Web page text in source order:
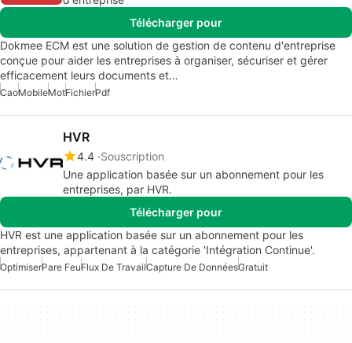
Télécharger pour
Dokmee ECM est une solution de gestion de contenu d'entreprise
conçue pour aider les entreprises à organiser, sécuriser et gérer
efficacement leurs documents et…
CaoMobileMotFichierPdf
HVR
4.4 Souscription
Une application basée sur un abonnement pour les
entreprises, par HVR.
Télécharger pour
HVR est une application basée sur un abonnement pour les
entreprises, appartenant à la catégorie 'Intégration Continue'.
OptimiserPare FeuFlux De TravailCapture De DonnéesGratuit